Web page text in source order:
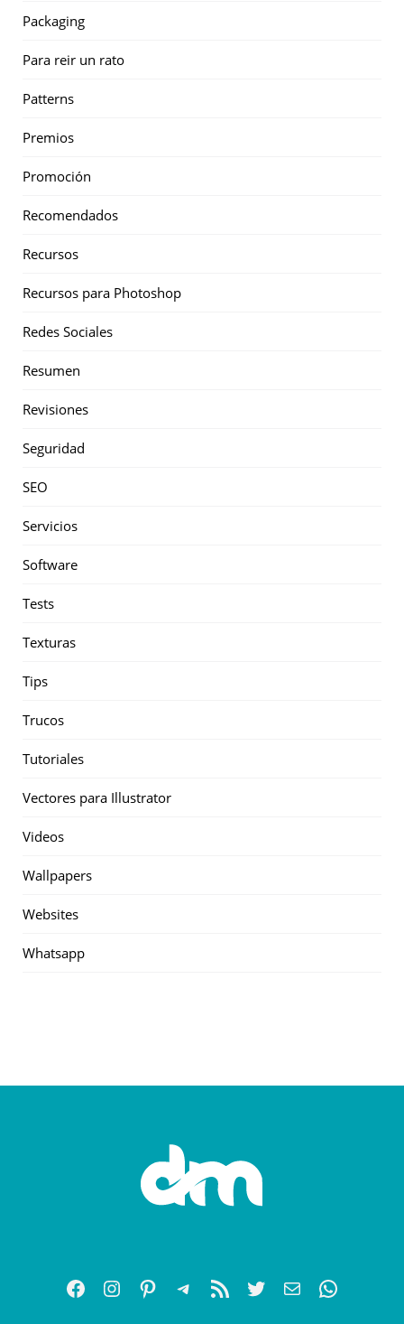
Packaging
Para reir un rato
Patterns
Premios
Promoción
Recomendados
Recursos
Recursos para Photoshop
Redes Sociales
Resumen
Revisiones
Seguridad
SEO
Servicios
Software
Tests
Texturas
Tips
Trucos
Tutoriales
Vectores para Illustrator
Videos
Wallpapers
Websites
Whatsapp